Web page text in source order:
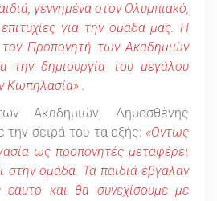
γεννημένα στον Ολυμπιακό,
για την ομάδα μας. Η
Προπονητή των Ακαδημιών
την δημιουργία του μεγάλου
Κωπηλασία» .
Ακαδημιών, Δημοσθένης
την σειρά του τα εξής: «Οντως
ως προπονητές μεταφέρει
στην ομάδα. Τα παιδιά έβγαλαν
εαυτό και θα συνεχίσουμε με